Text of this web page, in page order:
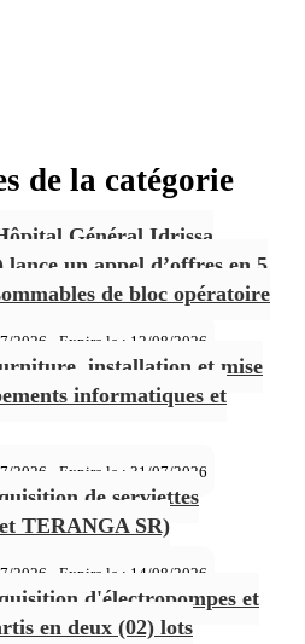
de la catégorie
Général Idrissa
un appel d’offres en 5
de bloc opératoire
2026 - Expire le : 12/08/2026
installation et mise
informatiques et
2026 - Expire le : 31/07/2026
de serviettes
TERANGA SR)
2026 - Expire le : 14/08/2026
d'électropompes et
en deux (02) lots